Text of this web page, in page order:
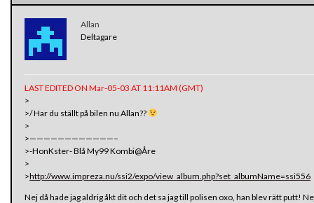
Allan
Deltagare
LAST EDITED ON Mar-05-03 AT 11:11AM (GMT)
>
>/ Har du ställt på bilen nu Allan??
>
>————————————–
>-HonKster- Blå My99 Kombi@Åre
>
>http://www.impreza.nu/ssi2/expo/view_album.php?set_albumName=ssi556
Nej då hade jag aldrig åkt dit och det sa jag till polisen oxo, han blev rätt putt!